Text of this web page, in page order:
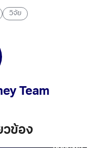
วิจัย
Team
วข้อง